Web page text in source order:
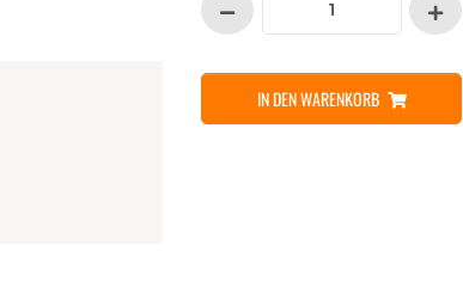
IN DEN WARENKORB